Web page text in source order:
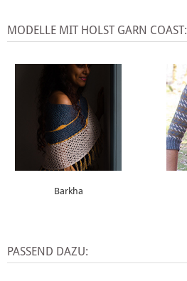
MODELLE MIT HOLST GARN COAST:
Barkha
PASSEND DAZU: